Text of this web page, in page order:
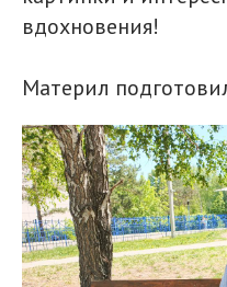
вдохновения!
Материл